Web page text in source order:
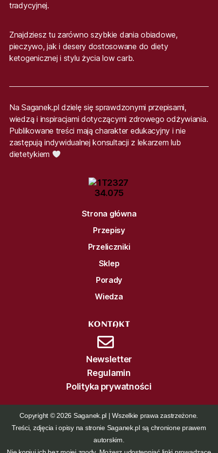
tradycyjnej.
Znajdziesz tu zarówno szybkie dania obiadowe,
pieczywo, jak i desery dostosowane do diety
ketogenicznej i stylu życia low carb.
Na Saganek.pl dzielę się sprawdzonymi przepisami,
wiedzą i inspiracjami dotyczącymi zdrowego odżywiania.
Publikowane treści mają charakter edukacyjny i nie
zastępują indywidualnej konsultacji z lekarzem lub
dietetykiem
Strona główna
Przepisy
Przeliczniki
Sklep
Porady
Wiedza
KONTAKT
Newsletter
Regulamin
Polityka prywatności
Copyright © 2026 Saganek.pl | Wszelkie prawa zastrzeżone.
Treści, zdjęcia i opisy na stronie Saganek.pl są chronione prawem
autorskim.